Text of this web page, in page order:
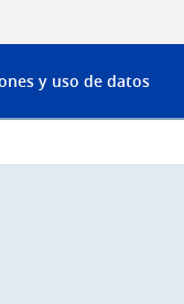
y uso de datos